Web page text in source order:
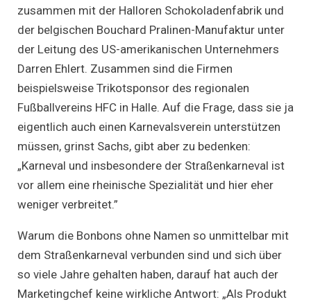
zusammen mit der Halloren Schokoladenfabrik und
der belgischen Bouchard Pralinen-Manufaktur unter
der Leitung des US-amerikanischen Unternehmers
Darren Ehlert. Zusammen sind die Firmen
beispielsweise Trikotsponsor des regionalen
Fußballvereins HFC in Halle. Auf die Frage, dass sie ja
eigentlich auch einen Karnevalsverein unterstützen
müssen, grinst Sachs, gibt aber zu bedenken:
„Karneval und insbesondere der Straßenkarneval ist
vor allem eine rheinische Spezialität und hier eher
weniger verbreitet.”
Warum die Bonbons ohne Namen so unmittelbar mit
dem Straßenkarneval verbunden sind und sich über
so viele Jahre gehalten haben, darauf hat auch der
Marketingchef keine wirkliche Antwort: „Als Produkt